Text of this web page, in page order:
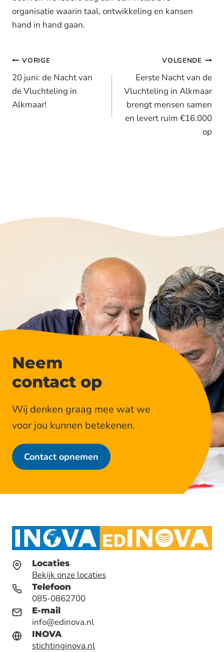
organisatie waarin taal, ontwikkeling en kansen
hand in hand gaan.
Bericht
navigatie
VORIGE
20 juni: de Nacht van
de Vluchteling in
Alkmaar!
VOLGENDE
Eerste Nacht van de
Vluchteling in Alkmaar
brengt mensen samen
en levert ruim €16.000
op
Neem
contact op
Wij denken graag mee wat we
voor jou kunnen betekenen.
Contact opnemen
Locaties
Bekijk onze locaties
Telefoon
085-0862700
E-mail
info@edinova.nl
INOVA
stichtinginova.nl